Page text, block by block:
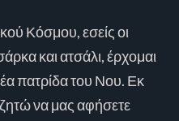
Κόσμου, εσείς οι
και ατσάλι, έρχομαι
πατρίδα του Νου. Εκ
να μας αφήσετε